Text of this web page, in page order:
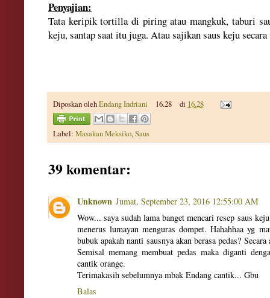
Penyajian:
Tata keripik tortilla di piring atau mangkuk, taburi
keju, santap saat itu juga. Atau sajikan saus keju
Diposkan olehEndang Indriani 16.28 di 16.28
Label: Masakan Meksiko,Saus
39 komentar:
Unknown Jumat, September 23, 2016 12:55:00 AM
Wow... saya sudah lama banget mencari resep saus
menerus lumayan menguras dompet. Hahahhaa yg
bubuk apakah nanti sausnya akan berasa pedas?
Semisal memang membuat pedas maka diganti
cantik orange.
Terimakasih sebelumnya mbak Endang cantik... Gbu
Balas